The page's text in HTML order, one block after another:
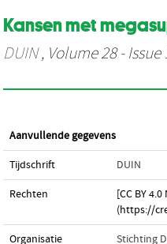
Kansen met
DUIN, Volume 28 - Issue
Aanvullende gegevens
Tijdschrift DUIN
Rechten
[CC BY
(https://
Organisatie Stichting